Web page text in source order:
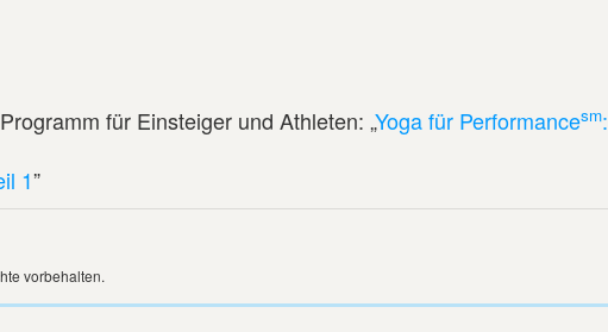
für Einsteiger und Athleten: „Yoga für Performancesm:
1”
vorbehalten.